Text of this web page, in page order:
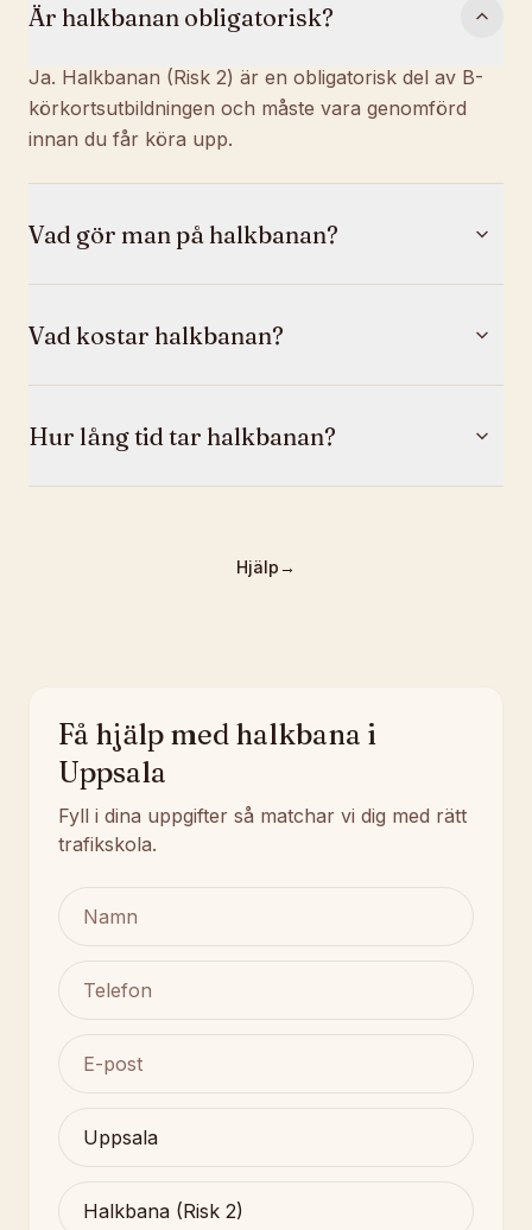
Är halkbanan obligatorisk?
Ja. Halkbanan (Risk 2) är en obligatorisk del av B-
körkortsutbildningen och måste vara genomförd
innan du får köra upp.
Vad gör man på halkbanan?
Vad kostar halkbanan?
Hur lång tid tar halkbanan?
Hjälp→
Få hjälp med halkbana i
Uppsala
Fyll i dina uppgifter så matchar vi dig med rätt
trafikskola.